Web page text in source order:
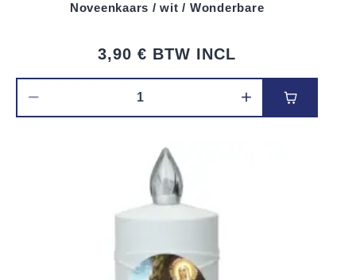
Noveenkaars / wit / Wonderbare
3,90 € BTW INCL
Voeg toe